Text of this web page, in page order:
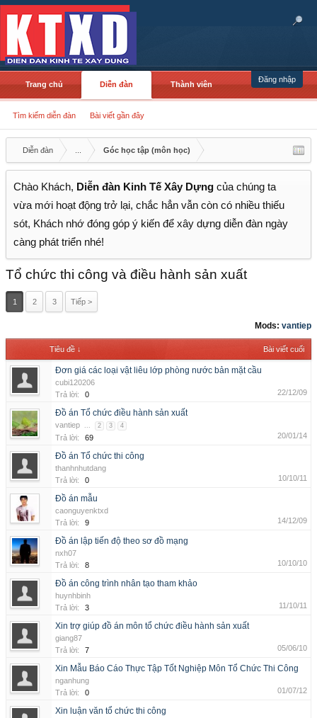
Đăng nhập
Trang chủ Diễn đàn
Tìm kiếm diễn đàn Bài viết gần đây
Thành viên
Diễn đàn Góc học tập (môn học)
Chào Khách, Diễn đàn Kinh Tế Xây Dựng của chúng ta
vừa mới hoạt động trở lại, chắc hẳn vẫn còn có nhiều thiếu
sót, Khách nhớ đóng góp ý kiến để xây dựng diễn đàn ngày
càng phát triển nhé!
Tổ chức thi công và điều hành sản xuất
1 2 3 Tiếp >
Mods: vantiep
Tiêu đề ↓ Bài viết cuối
Đơn giá các loại vật liêu lớp phòng nước bản mặt cầu
cubi120206
Trả lời:
0 22/12/09
Đồ án Tổ chức điều hành sản xuất
vantiep ... 2 3 4
Trả lời: 69 20/01/14
Đồ án Tổ chức thi công
thanhnhutdang
Trả lời:
0 10/10/11
Đồ án mẫu
caonguyenktxd
Trả lời:
9 14/12/09
Đồ án lập tiến độ theo sơ đồ mạng
nxh07
Trả lời:
8 10/10/10
Đồ án công trình nhân tạo tham khảo
huynhbinh
Trả lời:
3 11/10/11
Xin trợ giúp đồ án môn tổ chức điều hành sản xuất
giang87
Trả lời:
7 05/06/10
Xin Mẫu Báo Cáo Thực Tập Tốt Nghiệp Môn Tổ Chức Thi Công
nganhung
Trả lời:
0 01/07/12
Xin luận văn tổ chức thi công